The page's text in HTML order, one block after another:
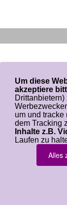
Um diese
akzeptiere
um und tracke
dem Tracking
Inhalte z.B.
Laufen zu
Alles